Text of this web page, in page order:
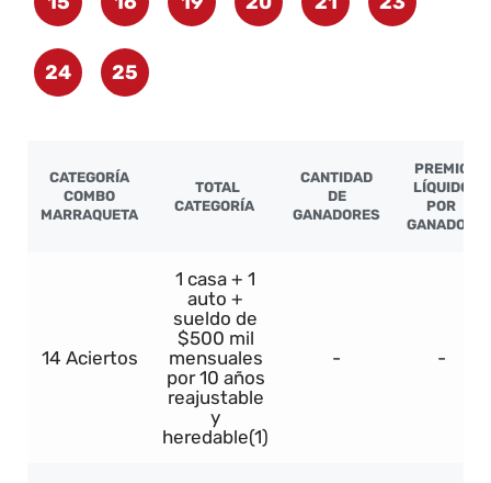
24 25
CATEGORÍA
COMBO
MARRAQUETA
TOTAL
CATEGORÍA
CANTIDAD
DE
GANADORES
PREMIO
LÍQUIDO
POR
GANADOR
14 Aciertos
1 casa + 1
auto +
sueldo de
$500 mil
mensuales
por 10 años
reajustable
y
heredable(1)
- -